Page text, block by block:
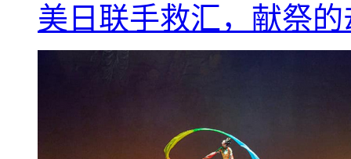
美日联手救汇，献祭